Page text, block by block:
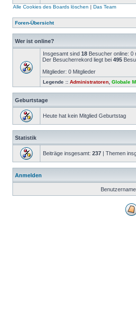
Alle Cookies des Boards löschen | Das Team
Foren-Übersicht
Wer ist online?
Insgesamt sind 18 Besucher online:
Der Besucherrekord liegt bei 495
Mitglieder: 0 Mitglieder
Legende :: Administratoren Globale
Geburtstage
Heute hat kein Mitglied Geburtstag
Statistik
Beiträge insgesamt: 237 | Themen
Anmelden